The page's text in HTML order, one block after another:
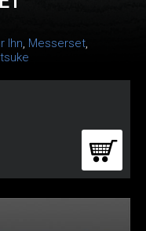
Ihn, Messerset,